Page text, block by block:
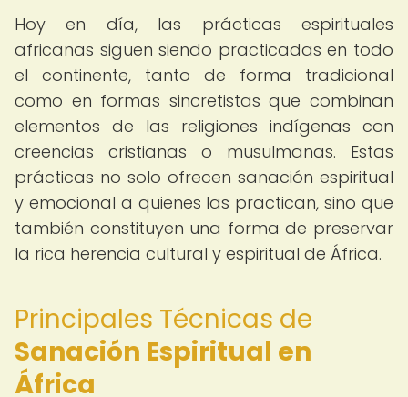
Hoy en día, las prácticas espirituales
africanas siguen siendo practicadas en todo
el continente, tanto de forma tradicional
como en formas sincretistas que combinan
elementos de las religiones indígenas con
creencias cristianas o musulmanas. Estas
prácticas no solo ofrecen sanación espiritual
y emocional a quienes las practican, sino que
también constituyen una forma de preservar
la rica herencia cultural y espiritual de África.
Principales Técnicas de
Sanación Espiritual en
África